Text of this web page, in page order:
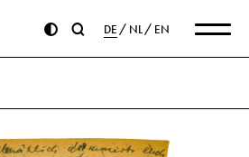
DE NL EN